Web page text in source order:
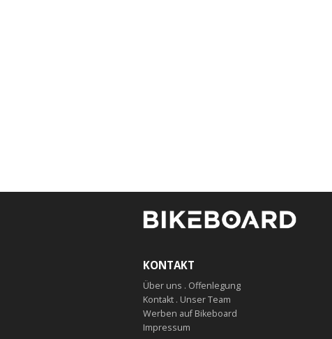
KONTAKT
Über uns . Offenlegung
Kontakt . Unser Team
Werben auf Bikeboard
Impressum